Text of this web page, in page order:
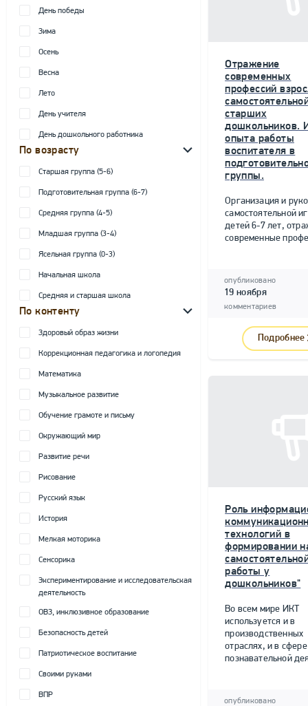
День победы
Зима
Осень
Весна
Лето
День учителя
День дошкольного работника
По возрасту
Старшая группа (5-6)
Подготовительная группа (6-7)
Средняя группа (4-5)
Младшая группа (3-4)
Ясельная группа (0-3)
Начальная школа
Средняя и старшая школа
По контенту
Здоровый образ жизни
Коррекционная педагогика и логопедия
Математика
Музыкальное развитие
Обучение грамоте и письму
Окружающий мир
Развитие речи
Рисование
Русский язык
История
Мелкая моторика
Сенсорика
Экспериментирование и исследовательская
деятельность
ОВЗ, инклюзивное образование
Безопасность детей
Патриотическое воспитание
Своими руками
ВПР
Отражение
современных
профессий
старших
дошкольников.
опыта работы
воспитателя в
группы.
Организация и
самостоятельной
детей 6-7 лет,
современные
опубликовано
19 ноября
комментариев
Подробнее
Роль
технологий в
формировании
работы у
дошкольников"
Во всем мире ИКТ
используется и в
производственных
отраслях, и в сфере
познавательной
опубликовано